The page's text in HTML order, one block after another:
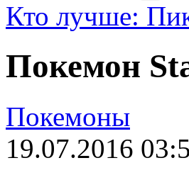
Кто лучше:
Покемон
Покемоны
19.07.2016